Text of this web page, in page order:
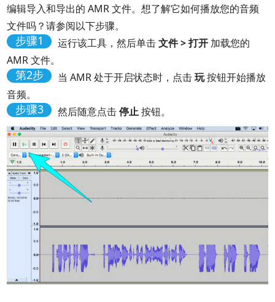
编辑导入和导出的 AMR 文件。想了解它如何播放您的音频
文件吗？请参阅以下步骤。
步骤1 运行该工具，然后单击文件 > 打开 加载您的
AMR 文件。
第2步 当 AMR 处于开启状态时，点击玩按钮开始播放
音频。
步骤3 然后随意点击停止按钮。